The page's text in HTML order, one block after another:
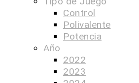
Control
Polivalente
Potencia
Año
2022
2023